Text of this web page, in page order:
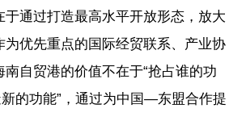
于通过打造最高水平开放形态，放大
为优先重点的国际经贸联系、产业协
南自贸港的价值不在于“抢占谁的功
新的功能”，通过为中国—东盟合作提